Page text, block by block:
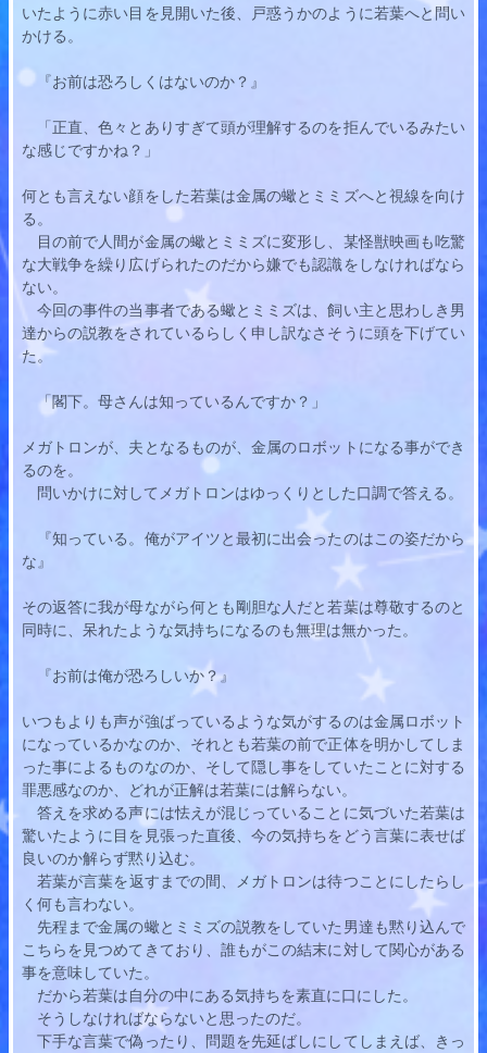
いたように赤い目を見開いた後、戸惑うかのように若葉へと問い
かける。
『お前は恐ろしくはないのか？』
「正直、色々とありすぎて頭が理解するのを拒んでいるみたい
な感じですかね？」
何とも言えない顔をした若葉は金属の蠍とミミズへと視線を向け
る。
目の前で人間が金属の蠍とミミズに変形し、某怪獣映画も吃驚
な大戦争を繰り広げられたのだから嫌でも認識をしなければなら
ない。
今回の事件の当事者である蠍とミミズは、飼い主と思わしき男
達からの説教をされているらしく申し訳なさそうに頭を下げてい
た。
「閣下。母さんは知っているんですか？」
メガトロンが、夫となるものが、金属のロボットになる事ができ
るのを。
問いかけに対してメガトロンはゆっくりとした口調で答える。
『知っている。俺がアイツと最初に出会ったのはこの姿だから
な』
その返答に我が母ながら何とも剛胆な人だと若葉は尊敬するのと
同時に、呆れたような気持ちになるのも無理は無かった。
『お前は俺が恐ろしいか？』
いつもよりも声が強ばっているような気がするのは金属ロボット
になっているかなのか、それとも若葉の前で正体を明かしてしま
った事によるものなのか、そして隠し事をしていたことに対する
罪悪感なのか、どれが正解は若葉には解らない。
答えを求める声には怯えが混じっていることに気づいた若葉は
驚いたように目を見張った直後、今の気持ちをどう言葉に表せば
良いのか解らず黙り込む。
若葉が言葉を返すまでの間、メガトロンは待つことにしたらし
く何も言わない。
先程まで金属の蠍とミミズの説教をしていた男達も黙り込んで
こちらを見つめてきており、誰もがこの結末に対して関心がある
事を意味していた。
だから若葉は自分の中にある気持ちを素直に口にした。
そうしなければならないと思ったのだ。
下手な言葉で偽ったり、問題を先延ばしにしてしまえば、きっ